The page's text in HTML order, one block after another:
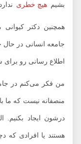
هیچ خطریندارد،
همچنین دکتر کیوانی
جامعه انسانی در حال
اطلاع رسانی رو برای شما
من فکر می‌کنم در جامعه
منصفانه نیست که ما با
درشون ایجاد بکنیم.
هستند یا افرادی که